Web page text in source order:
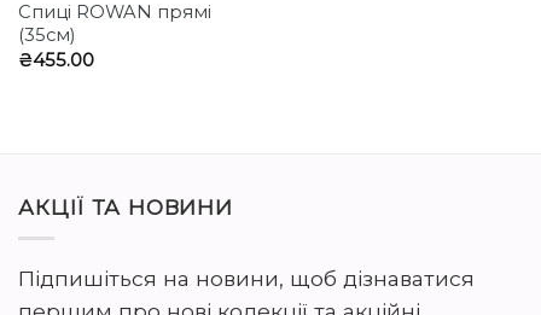
Спиці ROWAN прямі
(35см)
₴455.00
АКЦІЇ ТА НОВИНИ
Підпишіться на новини, щоб дізнаватися